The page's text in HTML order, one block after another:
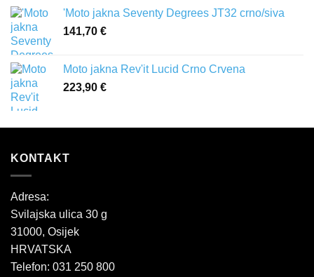
'Moto jakna Seventy Degrees JT32 crno/siva
141,70 €
Moto jakna Rev'it Lucid Crno Crvena
223,90 €
KONTAKT
Adresa:
Svilajska ulica 30 g
31000, Osijek
HRVATSKA
Telefon: 031 250 800